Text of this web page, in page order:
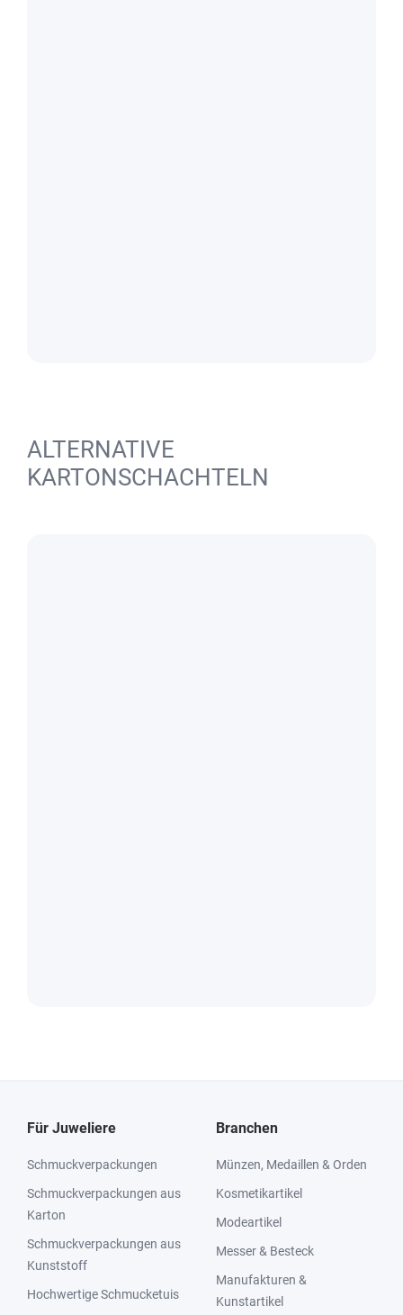
ALTERNATIVE
KARTONSCHACHTELN
Für Juweliere
Schmuckverpackungen
Schmuckverpackungen aus
Karton
Schmuckverpackungen aus
Kunststoff
Hochwertige Schmucketuis
Branchen
Münzen, Medaillen & Orden
Kosmetikartikel
Modeartikel
Messer & Besteck
Manufakturen &
Kunstartikel